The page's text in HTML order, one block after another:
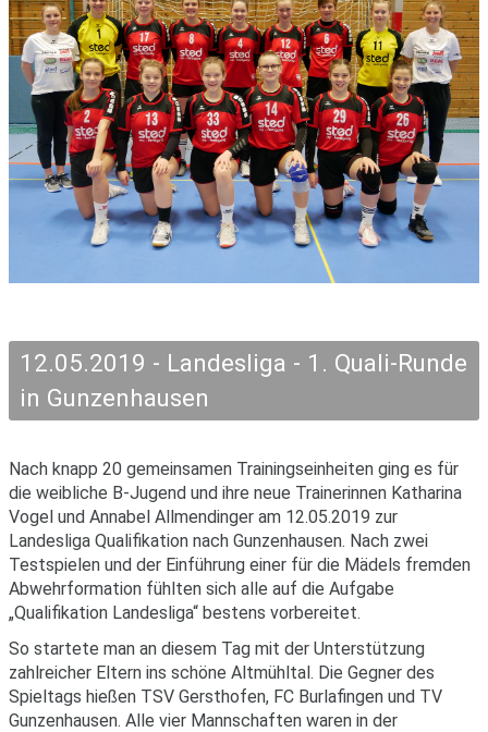
12.05.2019 - Landesliga - 1. Quali-Runde
in Gunzenhausen
Nach knapp 20 gemeinsamen Trainingseinheiten ging es für
die weibliche B-Jugend und ihre neue Trainerinnen Katharina
Vogel und Annabel Allmendinger am 12.05.2019 zur
Landesliga Qualifikation nach Gunzenhausen. Nach zwei
Testspielen und der Einführung einer für die Mädels fremden
Abwehrformation fühlten sich alle auf die Aufgabe
„Qualifikation Landesliga“ bestens vorbereitet.
So startete man an diesem Tag mit der Unterstützung
zahlreicher Eltern ins schöne Altmühltal. Die Gegner des
Spieltags hießen TSV Gersthofen, FC Burlafingen und TV
Gunzenhausen. Alle vier Mannschaften waren in der